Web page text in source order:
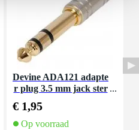
Devine ADA121 adapte
r plug 3.5 mm jack ster
€ 1,95
Op voorraad